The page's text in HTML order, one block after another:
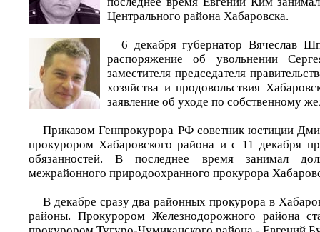
Центрального района Хабаровска.
6 декабря губернатор Вячеслав
распоряжение об увольнении
заместителя председателя
хозяйства и продовольствия
заявление об уходе по собственному
Приказом Генпрокурора РФ советник юстиции
прокурором Хабаровского района и с 11 декабря
обязанностей. В последнее время занимал
межрайонного природоохранного прокурора
В декабре сразу два районных прокурора в
районы. Прокурором Железнодорожного района